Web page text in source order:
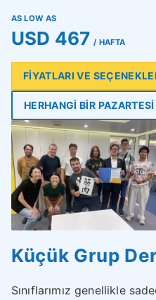
AS LOW AS
USD 467 / HAFTA
FİYATLARI VE
HERHANGİ BİR
Küçük Grup
Sınıflarımız genellikle